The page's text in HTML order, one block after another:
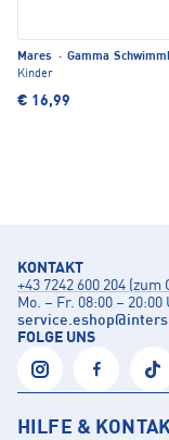
Mares · Gamma
Kinder
€ 16,99
KONTAKT
+43 7242 600 204
Mo. – Fr. 08:00 – 20:00
service.eshop@
FOLGE UNS
HILFE &